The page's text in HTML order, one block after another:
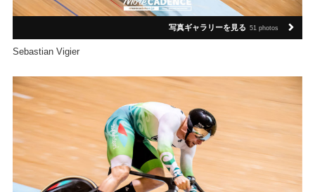
写真ギャラリーを見る 51 photos
Sebastian Vigier